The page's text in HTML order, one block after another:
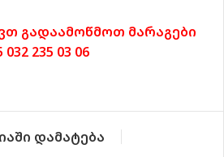
გადაამოწმოთ მარაგები
235 03 06
დამატება